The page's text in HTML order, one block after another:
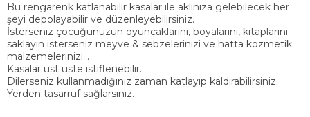
Bu rengarenk katlanabilir kasalar ile aklınıza gelebilecek her
şeyi depolayabilir ve düzenleyebilirsiniz.
İsterseniz çocuğunuzun oyuncaklarını, boyalarını, kitaplarını
saklayın isterseniz meyve & sebzelerinizi ve hatta kozmetik
malzemelerinizi...
Kasalar üst üste istiflenebilir.
Dilerseniz kullanmadığınız zaman katlayıp kaldırabilirsiniz.
Yerden tasarruf sağlarsınız.